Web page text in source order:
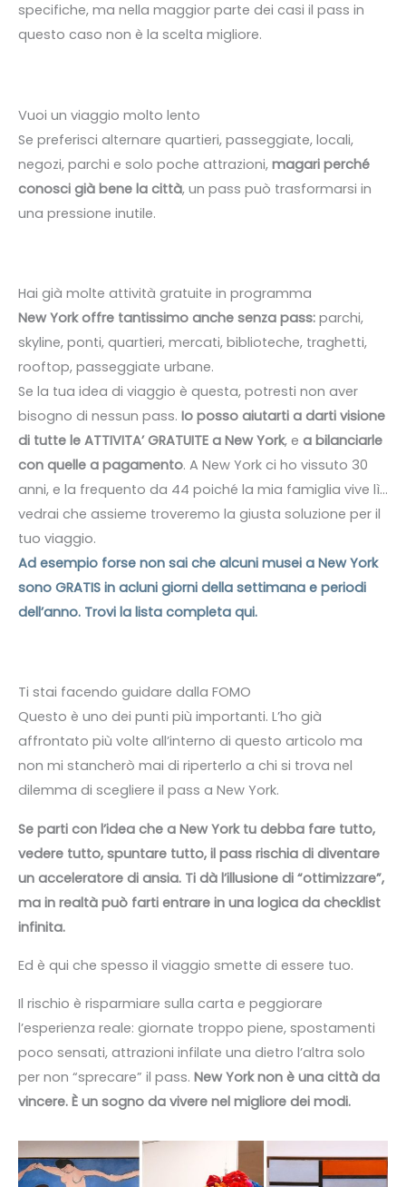
specifiche, ma nella maggior parte dei casi il pass in
questo caso non è la scelta migliore.
Vuoi un viaggio molto lento
Se preferisci alternare quartieri, passeggiate, locali,
negozi, parchi e solo poche attrazioni, magari perché
conosci già bene la città, un pass può trasformarsi in
una pressione inutile.
Hai già molte attività gratuite in programma
New York offre tantissimo anche senza pass: parchi,
skyline, ponti, quartieri, mercati, biblioteche, traghetti,
rooftop, passeggiate urbane.
Se la tua idea di viaggio è questa, potresti non aver
bisogno di nessun pass. Io posso aiutarti a darti visione
di tutte le ATTIVITA’ GRATUITE a New York, e a bilanciarle
con quelle a pagamento. A New York ci ho vissuto 30
anni, e la frequento da 44 poiché la mia famiglia vive lì…
vedrai che assieme troveremo la giusta soluzione per il
tuo viaggio.
Ad esempio forse non sai che alcuni musei a New York
sono GRATIS in acluni giorni della settimana e periodi
dell’anno. Trovi la lista completa qui.
Ti stai facendo guidare dalla FOMO
Questo è uno dei punti più importanti. L’ho già
affrontato più volte all’interno di questo articolo ma
non mi stancherò mai di riperterlo a chi si trova nel
dilemma di scegliere il pass a New York.
Se parti con l’idea che a New York tu debba fare tutto,
vedere tutto, spuntare tutto, il pass rischia di diventare
un acceleratore di ansia. Ti dà l’illusione di “ottimizzare”,
ma in realtà può farti entrare in una logica da checklist
infinita.
Ed è qui che spesso il viaggio smette di essere tuo.
Il rischio è risparmiare sulla carta e peggiorare
l’esperienza reale: giornate troppo piene, spostamenti
poco sensati, attrazioni infilate una dietro l’altra solo
per non “sprecare” il pass. New York non è una città da
vincere. È un sogno da vivere nel migliore dei modi.